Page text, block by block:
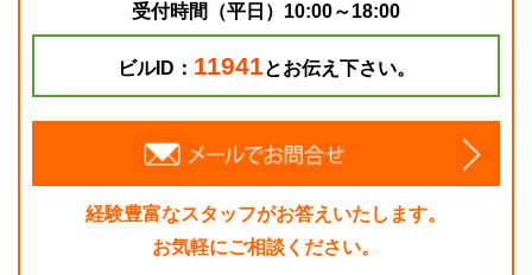
受付時間（平日）10:00～18:00
ビルID： 11941とお伝え下さい。
経験豊富なスタッフがお答えいたします。
お気軽にご相談ください。